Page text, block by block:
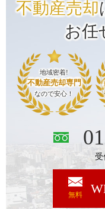
不動産売却
お任
地域密着!
不動産売却専門
なので安心！
受
無料